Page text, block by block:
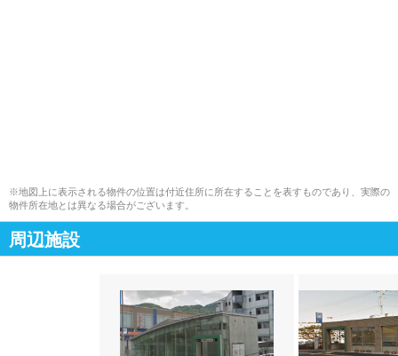
※地図上に表示される物件の位置は付近住所に所在することを表すものであり、実際の
物件所在地とは異なる場合がございます。
周辺施設